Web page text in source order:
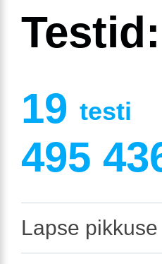
Testid:
19 testi
495
Lapse